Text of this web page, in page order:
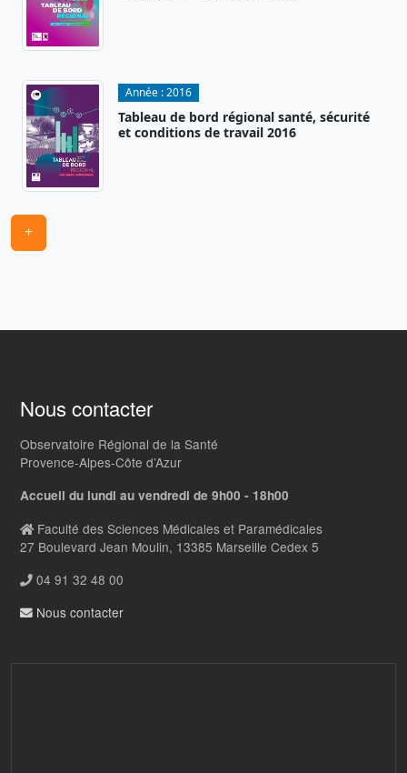
Année :2016
Tableau de bord régional santé, sécurité
et conditions de travail 2016
+
Nous contacter
Observatoire Régional de la Santé
Provence-Alpes-Côte d’Azur
Accueil du lundi au vendredi de 9h00 - 18h00
Faculté des Sciences Médicales et Paramédicales
27 Boulevard Jean Moulin, 13385 Marseille Cedex 5
04 91 32 48 00
Nous contacter